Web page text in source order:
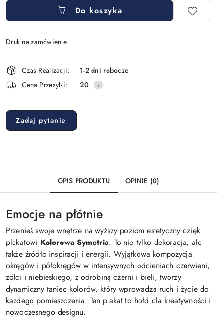
Do koszyka
Druk na zamówienie
Dostępność
i
dostawa
Czas Realizacji:
1-2 dni robocze
Cena Przesyłki:
20
Zadaj pytanie
OPIS PRODUKTU OPINIE (0)
Emocje na płótnie
Przenieś swoje wnętrze na wyższy poziom estetyczny dzięki
plakatowi Kolorowa Symetria. To nie tylko dekoracja, ale
także źródło inspiracji i energii. Wyjątkowa kompozycja
okręgów i półokręgów w intensywnych odcieniach czerwieni,
żółci i niebieskiego, z odrobiną czerni i bieli, tworzy
dynamiczny taniec kolorów, który wprowadza ruch i życie do
każdego pomieszczenia. Ten plakat to hołd dla kreatywności i
nowoczesnego designu.